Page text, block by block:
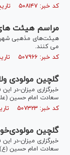
کد خبر: ۵۰۸۱۴۷ تاریخ انتشار : ۱۳۹۸/۰۱/۲۰
مراسم هیئت
هیئت‌های مذهبی شهر
می کنند.
کد خبر: ۵۰۷۹۶۶ تاریخ انتشار : ۱۳۹۸/۰۱/۱۹
گلچین مولودی
خبرگزاری میزان-در
سعادت امام حسین
کد خبر: ۵۰۷۳۲۳ تاریخ انتشار : ۱۳۹۸/۰۱/۱۸
گلچین
خبرگزاری میزان-در
سعادت امام حسین (ع)